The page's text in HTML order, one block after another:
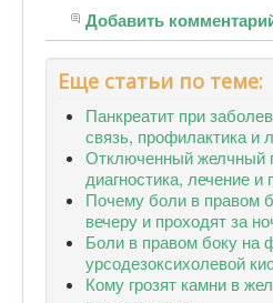
Добавить
Еще статьи по теме:
Панкреатит при
связь, профилактика и
Отключенный желчный
диагностика, лечение и
Почему боли в правом
вечеру и проходят за
Боли в правом боку на
урсодезоксихолевой
Кому грозят камни в